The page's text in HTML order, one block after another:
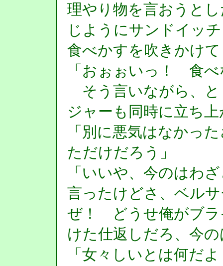
理やり物を言おうと
じようにサンドイッ
食べかすを吹きかけ
「おぉぉいっ！ 食
そう言いながら、
ジャーも同時に立ち
「別に悪気はなかっ
ただけだろう」
「いいや、今のはわ
言ったけどさ、ベル
ぜ！ どうせ俺がブラ
けた仕返しだろ、今
「女々しいとは何だ